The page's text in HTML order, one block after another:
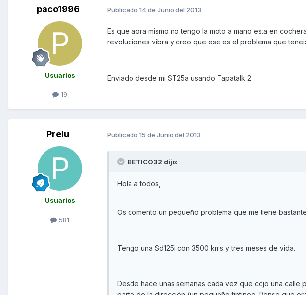
paco1996
Usuarios
19
Publicado 14 de Junio del 2013
Es que aora mismo no tengo la moto a mano esta en
revoluciones vibra y creo que ese es el problema que
Enviado desde mi ST25a usando Tapatalk 2
Prelu
Usuarios
581
Publicado 15 de Junio del 2013
BETICO32 dijo:
Hola a todos,
Os comento un pequeño problema que me tiene
Tengo una Sd125i con 3500 kms y tres meses de vida.
Desde hace unas semanas cada vez que cojo una calle